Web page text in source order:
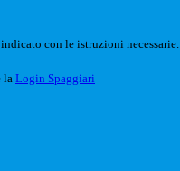
con le istruzioni necessarie.
la Login Spaggiari